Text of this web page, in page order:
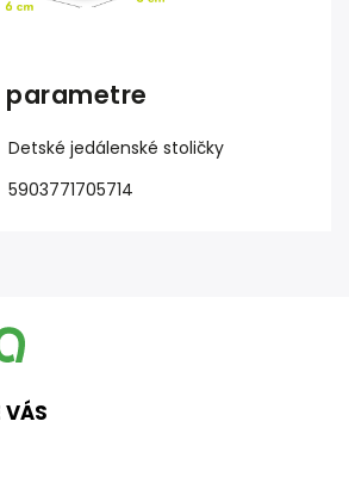
Detské jedálenské stoličky
5903771705714
VÁS